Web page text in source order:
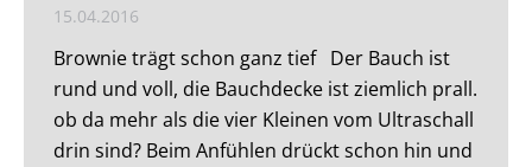
15.04.2016
Brownie trägt schon ganz tief Der Bauch ist
rund und voll, die Bauchdecke ist ziemlich prall.
ob da mehr als die vier Kleinen vom Ultraschall
drin sind? Beim Anfühlen drückt schon hin und